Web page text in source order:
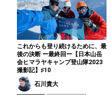
これからも登り続けるために、最
後の決断 ー最終回ー【日本山岳
会ヒマラヤキャンプ登山隊2023
撮影記】♯10
石川貴大